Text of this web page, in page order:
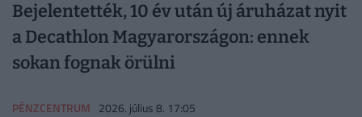
Bejelentették, 10 év után új áruházat nyit
a Decathlon Magyarországon: ennek
sokan fognak örülni
PÉNZCENTRUM 2026. július 8. 17:05